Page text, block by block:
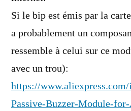
Si le bip est émis par la
a probablement un
ressemble à celui sur ce
avec un trou):
https://
Passive-Buzzer-Module-